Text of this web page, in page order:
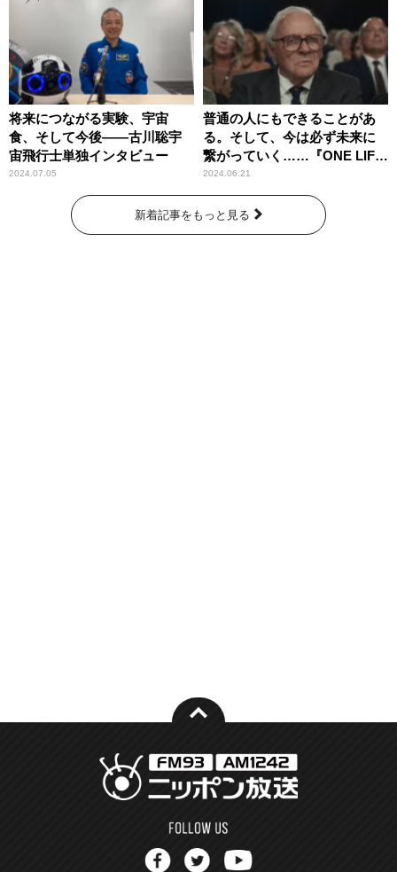
将来につながる実験、宇宙
食、そして今後――古川聡宇
宙飛行士単独インタビュー
2024.07.05
普通の人にもできることがあ
る。そして、今は必ず未来に
繋がっていく……『ONE LIFE
奇跡が繋いだ6000の命』
2024.06.21
新着記事をもっと見る